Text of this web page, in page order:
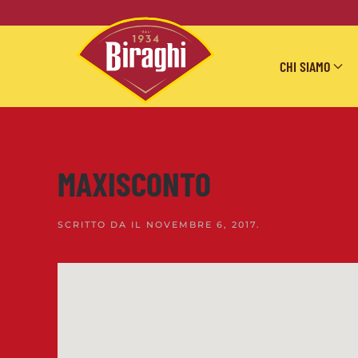
Skip to main content
CHI SIAMO
MAXISCONTO
SCRITTO DA IL NOVEMBRE 6, 2017.